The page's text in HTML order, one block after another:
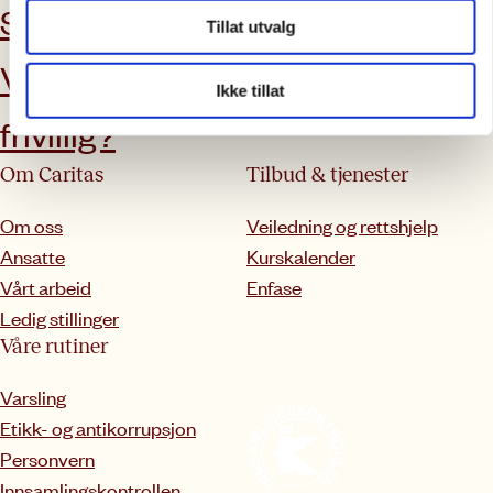
Tillat utvalg
Ikke tillat
Støtt oss
Aktuelt
Vil du bli
frivillig?
Kontakt oss
Om Caritas
Om oss
Ansatte
Vårt arbeid
Ledig stillinger
Tilbud & tjenester
Veiledning og rettshjelp
Kurskalender
Enfase
Våre rutiner
Varsling
Etikk- og antikorrupsjon
Personvern